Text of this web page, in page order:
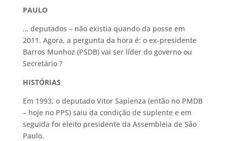
PAULO
… deputados – não existia quando da posse em
2011. Agora, a pergunta da hora é: o ex-presidente
Barros Munhoz (PSDB) vai ser líder do governo ou
Secretário ?
HISTÓRIAS
Em 1993, o deputado Vitor Sapienza (então no PMDB
– hoje no PPS) saiu da condição de suplente e em
seguida foi eleito presidente da Assembleia de São
Paulo.